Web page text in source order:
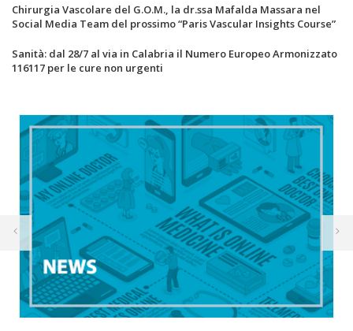
Chirurgia Vascolare del G.O.M., la dr.ssa Mafalda Massara nel
Social Media Team del prossimo “Paris Vascular Insights Course”
Sanità: dal 28/7 al via in Calabria il Numero Europeo Armonizzato
116117 per le cure non urgenti